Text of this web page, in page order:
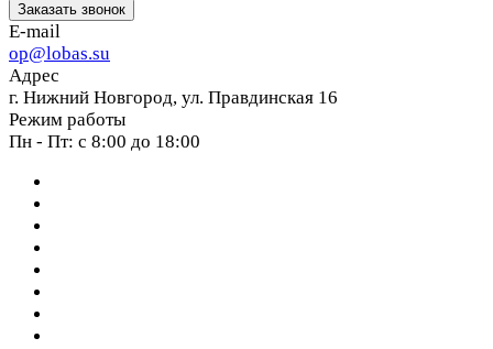
Заказать звонок
E-mail
op@lobas.su
Адрес
г. Нижний Новгород, ул. Правдинская 16
Режим работы
Пн - Пт: с 8:00 до 18:00